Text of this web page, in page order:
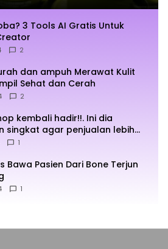
3 Tools AI Gratis Untuk
2
dan ampuh Merawat Kulit
Sehat dan Cerah
2
kembali hadir!!. Ini dia
singkat agar penjualan lebih
1
Bawa Pasien Dari Bone Terjun
1